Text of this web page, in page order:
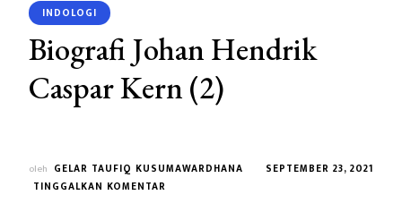
INDOLOGI
Biografi Johan Hendrik
Caspar Kern (2)
oleh GELAR TAUFIQ KUSUMAWARDHANA
SEPTEMBER 23, 2021
TINGGALKAN KOMENTAR